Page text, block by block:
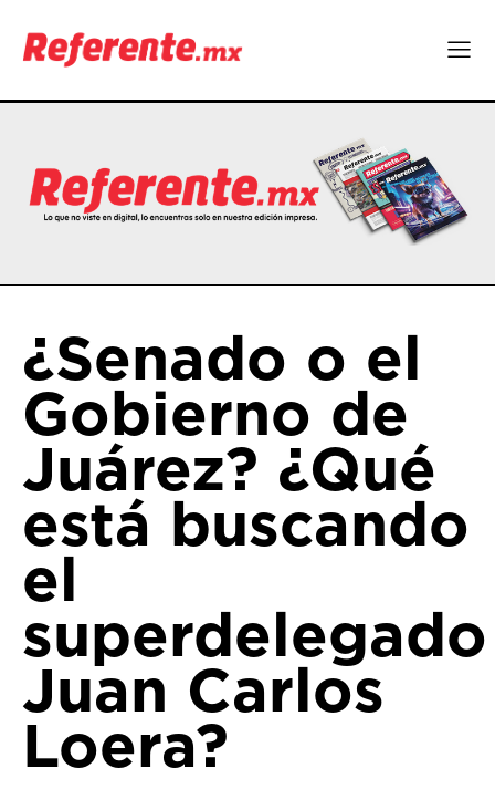
¿Senado o el
Gobierno de
Juárez? ¿Qué
está buscando
el
superdelegado
Juan Carlos
Loera?